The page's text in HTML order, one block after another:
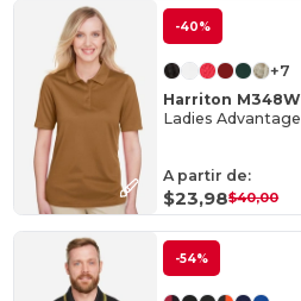
-40%
+7
Harriton M348W
A partir de:
$23,98$40,00
-54%